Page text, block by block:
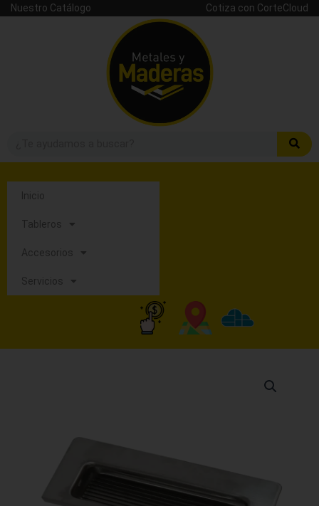
Nuestro Catálogo Cotiza con CorteCloud
Inicio
Tableros
Accesorios
Servicios